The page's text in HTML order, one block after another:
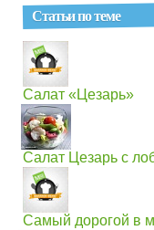
Статьи по теме
Салат «Цезарь»
Салат Цезарь с
Самый дорогой в